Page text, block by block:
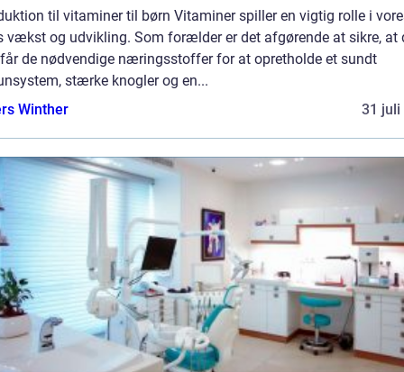
til vitaminer til børn Vitaminer spiller en vigtig rolle i
vækst og udvikling. Som forælder er det afgørende at sikre, at
de nødvendige næringsstoffer for at opretholde et sundt
stærke knogler og en...
Winther
31 juli